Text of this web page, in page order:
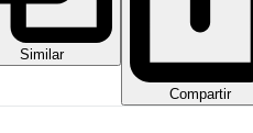
Similar
Compartir